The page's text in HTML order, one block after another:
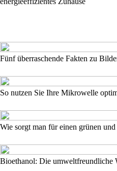
Fünf überraschende Fakten zu
So nutzen Sie Ihre Mikrowelle
Wie sorgt man für einen grünen
Bioethanol: Die umweltfreundliche